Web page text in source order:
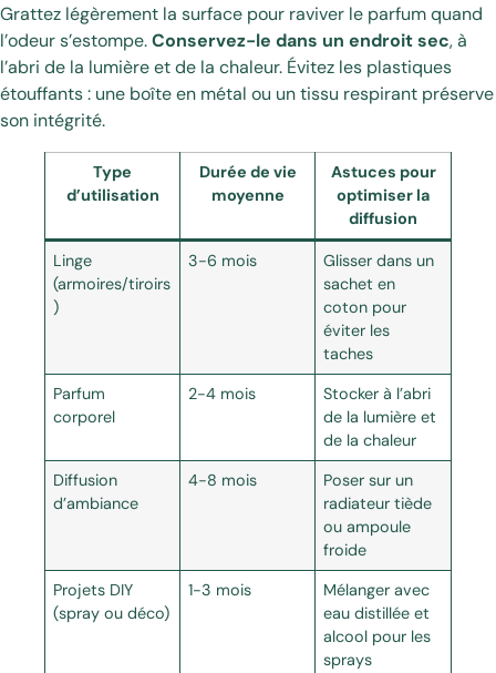
Grattez légèrement la surface pour raviver le parfum quand
l’odeur s’estompe.Conservez-le dans un endroit sec, à
l’abri de la lumière et de la chaleur. Évitez les plastiques
étouffants : une boîte en métal ou un tissu respirant préserve
son intégrité.
Type
d’utilisation
Durée de vie
moyenne
Astuces pour
optimiser la
diffusion
Linge
(armoires/tiroirs
)
3-6 mois
Glisser dans un
sachet en
coton pour
éviter les
taches
Parfum
corporel
2-4 mois
Stocker à l’abri
de la lumière et
de la chaleur
Diffusion
d’ambiance
4-8 mois
Poser sur un
radiateur tiède
ou ampoule
froide
Projets DIY
(spray ou déco)
1-3 mois
Mélanger avec
eau distillée et
alcool pour les
sprays